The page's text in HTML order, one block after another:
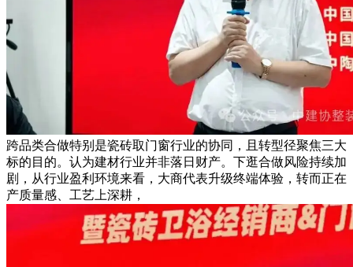
跨品类合做特别是瓷砖取门窗行业的协同，且转型径聚焦三大
标的目的。认为建材行业并非落日财产。下逛合做风险持续加
剧，从行业盈利环境来看，大商代表升级终端体验，转而正在
产质量感、工艺上深耕，